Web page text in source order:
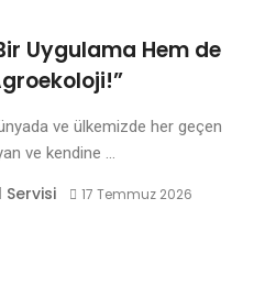
Uygulama Hem de
ve ülkemizde her geçen
ve kendine ...
17 Temmuz 2026